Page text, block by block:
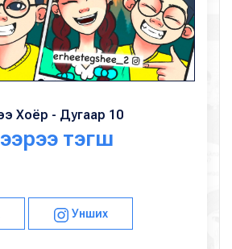
Хоёр - Дугаар 10
тэгш
Унших